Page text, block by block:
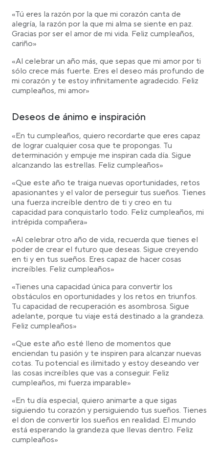
«Tú eres la razón por la que mi corazón canta de
alegría, la razón por la que mi alma se siente en paz.
Gracias por ser el amor de mi vida. Feliz cumpleaños,
cariño»
«Al celebrar un año más, que sepas que mi amor por ti
sólo crece más fuerte. Eres el deseo más profundo de
mi corazón y te estoy infinitamente agradecido. Feliz
cumpleaños, mi amor»
Deseos de ánimo e inspiración
«En tu cumpleaños, quiero recordarte que eres capaz
de lograr cualquier cosa que te propongas. Tu
determinación y empuje me inspiran cada día. Sigue
alcanzando las estrellas. Feliz cumpleaños»
«Que este año te traiga nuevas oportunidades, retos
apasionantes y el valor de perseguir tus sueños. Tienes
una fuerza increíble dentro de ti y creo en tu
capacidad para conquistarlo todo. Feliz cumpleaños, mi
intrépida compañera»
«Al celebrar otro año de vida, recuerda que tienes el
poder de crear el futuro que deseas. Sigue creyendo
en ti y en tus sueños. Eres capaz de hacer cosas
increíbles. Feliz cumpleaños»
«Tienes una capacidad única para convertir los
obstáculos en oportunidades y los retos en triunfos.
Tu capacidad de recuperación es asombrosa. Sigue
adelante, porque tu viaje está destinado a la grandeza.
Feliz cumpleaños»
«Que este año esté lleno de momentos que
enciendan tu pasión y te inspiren para alcanzar nuevas
cotas. Tu potencial es ilimitado y estoy deseando ver
las cosas increíbles que vas a conseguir. Feliz
cumpleaños, mi fuerza imparable»
«En tu día especial, quiero animarte a que sigas
siguiendo tu corazón y persiguiendo tus sueños. Tienes
el don de convertir los sueños en realidad. El mundo
está esperando la grandeza que llevas dentro. Feliz
cumpleaños»